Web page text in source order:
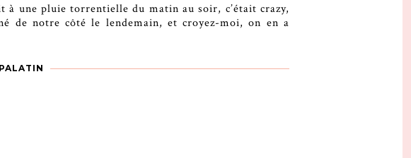
à une pluie torrentielle du matin au soir, c’était crazy,
de notre côté le lendemain, et croyez-moi, on en a